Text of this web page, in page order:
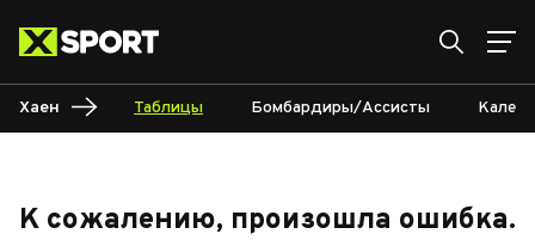
Хаен Таблицы Бомбардиры/Ассисты
К сожалению, произошла ошибка.